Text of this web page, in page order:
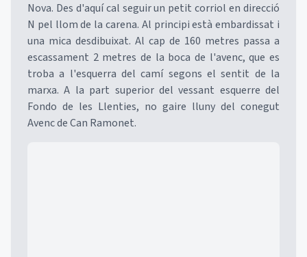
Nova. Des d'aquí cal seguir un petit corriol en direcció
N pel llom de la carena. Al principi està embardissat i
una mica desdibuixat. Al cap de 160 metres passa a
escassament 2 metres de la boca de l'avenc, que es
troba a l'esquerra del camí segons el sentit de la
marxa. A la part superior del vessant esquerre del
Fondo de les Llenties, no gaire lluny del conegut
Avenc de Can Ramonet.